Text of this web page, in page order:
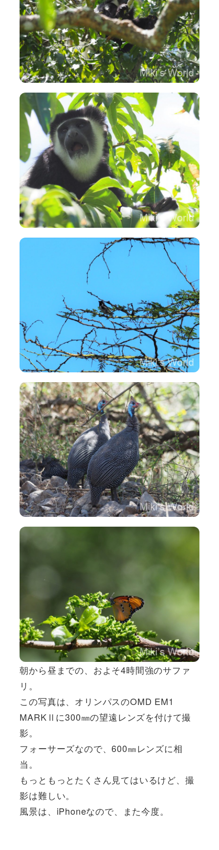
朝から昼までの、およそ4時間強のサファ
リ。
この写真は、オリンパスのOMD EM1
MARKⅡに300㎜の望遠レンズを付けて撮
影。
フォーサーズなので、600㎜レンズに相
当。
もっともっとたくさん見てはいるけど、撮
影は難しい。
風景は、iPhoneなので、また今度。